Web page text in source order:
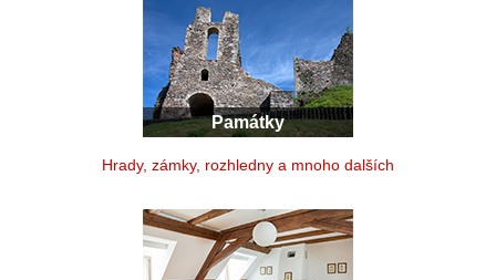
Památky
Hrady, zámky, rozhledny a mnoho dalších